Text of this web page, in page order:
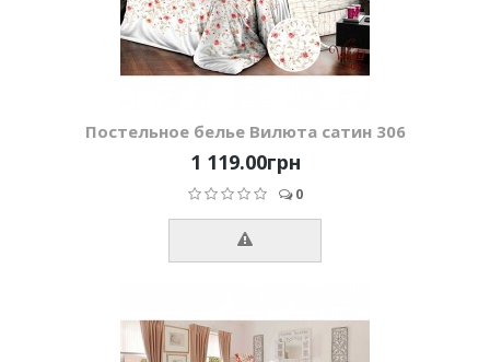
Постельное белье Вилюта сатин 306
1 119.00грн
0